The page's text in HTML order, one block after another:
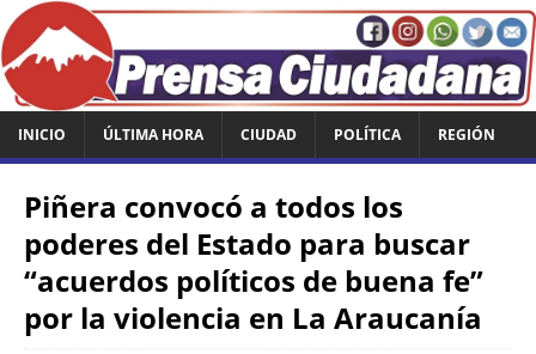
INICIO ÚLTIMA HORA CIUDAD POLÍTICA REGIÓN
Piñera convocó a todos los
poderes del Estado para buscar
“acuerdos políticos de buena fe”
por la violencia en La Araucanía